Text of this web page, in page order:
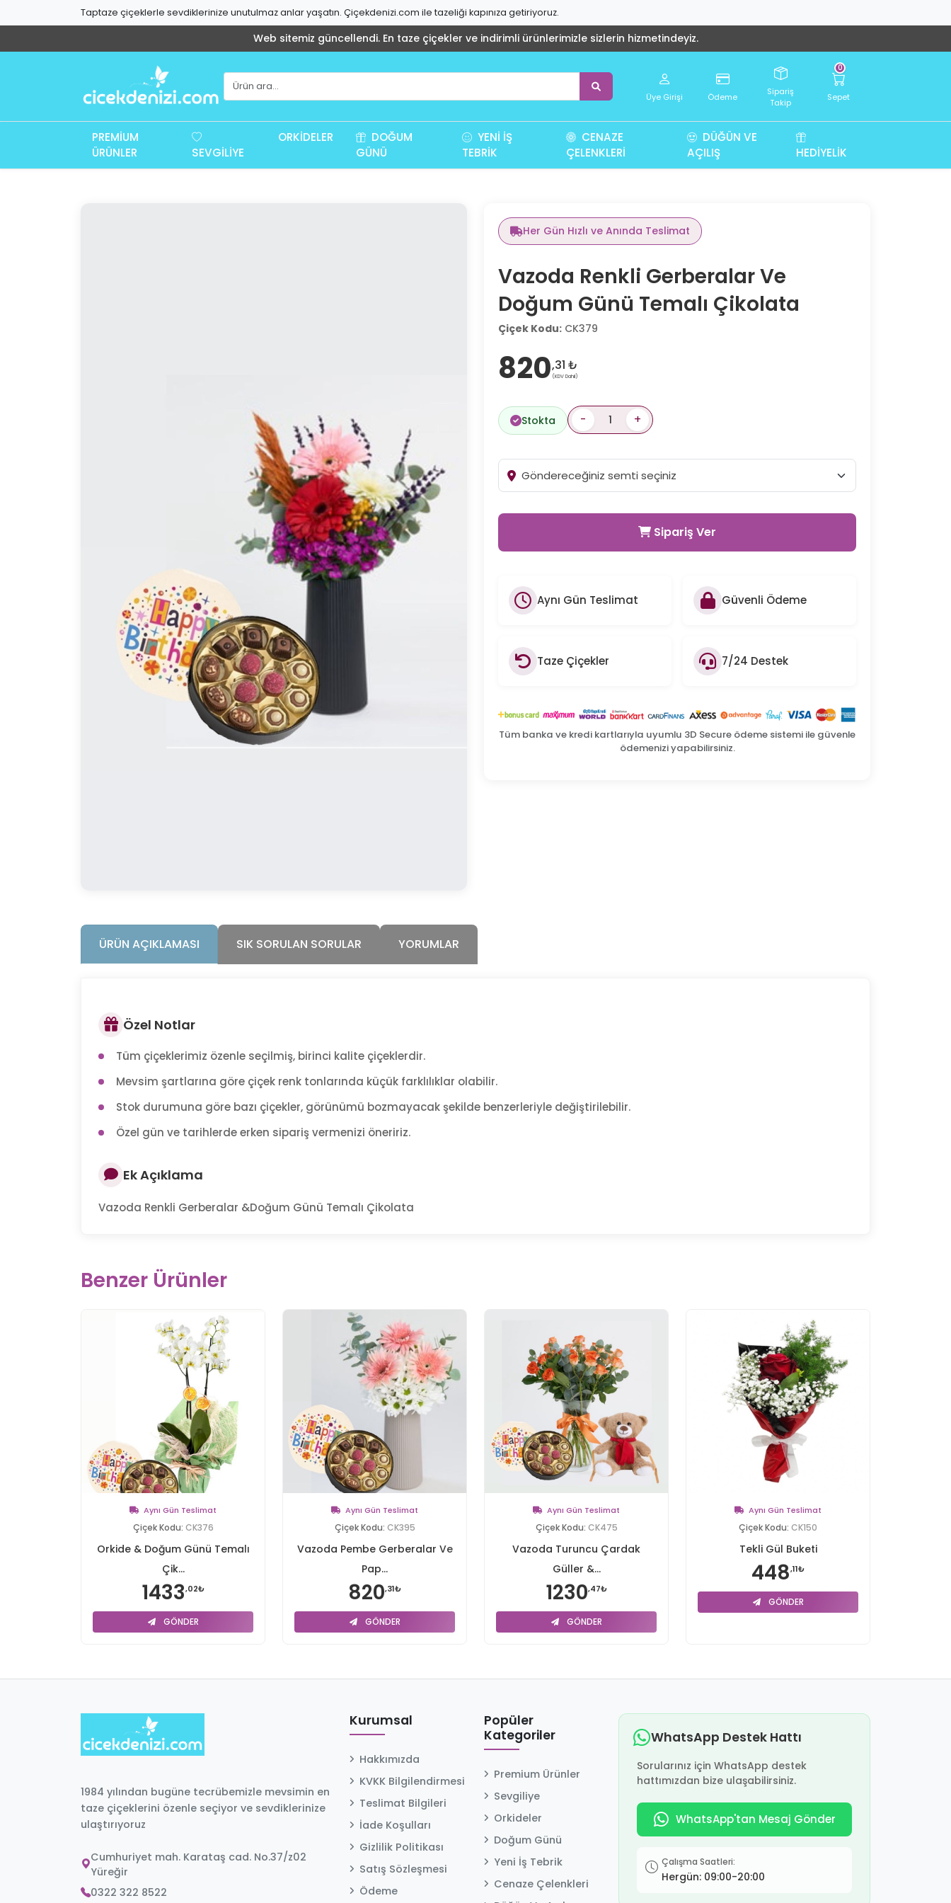
Taptaze çiçeklerle sevdiklerinize unutulmaz anlar yaşatın. Çiçekdenizi.com ile tazeliği kapınıza getiriyoruz.
Web sitemiz güncellendi. En taze çiçekler ve indirimli ürünlerimizle sizlerin hizmetindeyiz.
Üye Girişi Ödeme
Sipariş
Takip
Sepet
0
PREMIUM
ÜRÜNLER
SEVGILIYE
ORKIDELER
DOĞUM
GÜNÜ
YENI İŞ
TEBRIK
CENAZE
ÇELENKLERI
DÜĞÜN VE
AÇILIŞ
HEDIYELIK
Her Gün Hızlı ve Anında Teslimat
Vazoda Renkli Gerberalar Ve
Doğum Günü Temalı Çikolata
Çiçek Kodu: CK379
820,31 ₺
(KDV Dahil)
Stokta - +
Sipariş Ver
Aynı Gün Teslimat Güvenli Ödeme
Taze Çiçekler 7/24 Destek
Tüm banka ve kredi kartlarıyla uyumlu 3D Secure ödeme sistemi ile güvenle
ödemenizi yapabilirsiniz.
ÜRÜN AÇIKLAMASI SIK SORULAN SORULAR YORUMLAR
Özel Notlar
Tüm çiçeklerimiz özenle seçilmiş, birinci kalite çiçeklerdir.
Mevsim şartlarına göre çiçek renk tonlarında küçük farklılıklar olabilir.
Stok durumuna göre bazı çiçekler, görünümü bozmayacak şekilde benzerleriyle değiştirilebilir.
Özel gün ve tarihlerde erken sipariş vermenizi öneririz.
Ek Açıklama
Vazoda Renkli Gerberalar &Doğum Günü Temalı Çikolata
Benzer Ürünler
Aynı Gün Teslimat
Çiçek Kodu: CK376
Orkide & Doğum Günü Temalı
Çik...
1433,02₺
GÖNDER
Aynı Gün Teslimat
Çiçek Kodu: CK395
Vazoda Pembe Gerberalar Ve
Pap...
820,31₺
GÖNDER
Aynı Gün Teslimat
Çiçek Kodu: CK475
Vazoda Turuncu Çardak
Güller &...
1230,47₺
GÖNDER
Aynı Gün Teslimat
Çiçek Kodu: CK150
Tekli Gül Buketi
448,11₺
GÖNDER
1984 yılından bugüne tecrübemizle mevsimin en
taze çiçeklerini özenle seçiyor ve sevdiklerinize
ulaştırıyoruz
Cumhuriyet mah. Karataş cad. No.37/z02
Yüreğir
0322 322 8522
Kurumsal
Hakkımızda
KVKK Bilgilendirmesi
Teslimat Bilgileri
İade Koşulları
Gizlilik Politikası
Satış Sözleşmesi
Ödeme
Popüler
Kategoriler
Premium Ürünler
Sevgiliye
Orkideler
Doğum Günü
Yeni İş Tebrik
Cenaze Çelenkleri
WhatsApp Destek Hattı
Sorularınız için WhatsApp destek
hattımızdan bize ulaşabilirsiniz.
WhatsApp'tan Mesaj Gönder
Çalışma Saatleri:
Hergün: 09:00-20:00